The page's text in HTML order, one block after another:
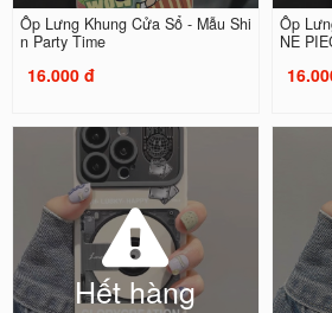
Ốp Lưng Khung Cửa Sổ - Mẫu Shi
n Party Time
16.000 đ
Ốp
NE
Hết hàng